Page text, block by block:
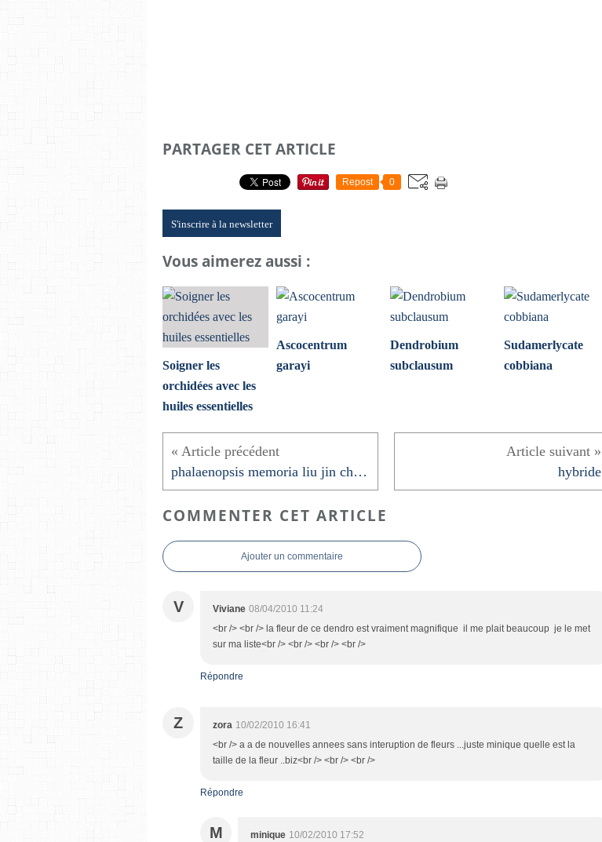
PARTAGER CET ARTICLE
Repost 0
S'inscrire à la newsletter
Vous aimerez aussi :
Soigner les
orchidées avec les
huiles essentielles
Ascocentrum
garayi
Dendrobium
subclausum
Sudamerlycate
cobbiana
phalaenopsis memoria liu jin chyuan hybride
COMMENTER CET ARTICLE
Ajouter un commentaire
V Viviane 08/04/2010 11:24
<br /> <br /> la fleur de ce dendro est vraiment magnifique il me plait beaucoup je le met
sur ma liste<br /> <br /> <br /> <br />
Répondre
Z zora 10/02/2010 16:41
<br /> a a de nouvelles annees sans interuption de fleurs ...juste minique quelle est la
taille de la fleur ..biz<br /> <br /> <br />
Répondre
M minique 10/02/2010 17:52